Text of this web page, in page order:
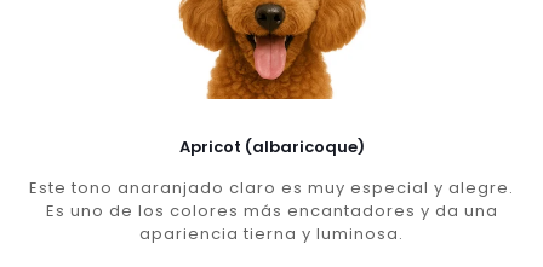
Apricot (albaricoque)
Este tono anaranjado claro es muy especial y alegre.
Es uno de los colores más encantadores y da una
apariencia tierna y luminosa.